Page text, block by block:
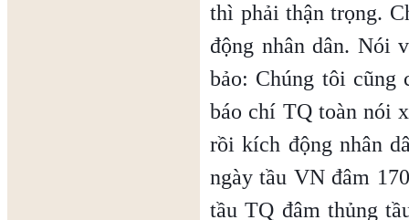
thì phải thận trọng.
động nhân dân. Nói
bảo: Chúng tôi cũng
báo chí TQ toàn nói
rồi kích động nhân
ngày tầu VN đâm
tầu TQ đâm thủng